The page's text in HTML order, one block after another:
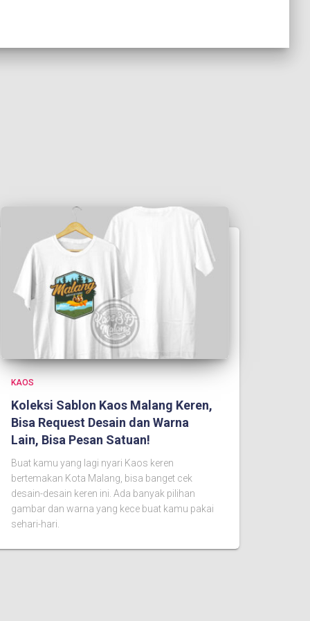
KAOS
Koleksi Sablon Kaos Malang Keren,
Bisa Request Desain dan Warna
Lain, Bisa Pesan Satuan!
Buat kamu yang lagi nyari Kaos keren
bertemakan Kota Malang, bisa banget cek
desain-desain keren ini. Ada banyak pilihan
gambar dan warna yang kece buat kamu pakai
sehari-hari.